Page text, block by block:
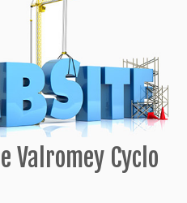
Valromey Cyclo